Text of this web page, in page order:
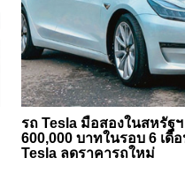
รถ Tesla มือสองในสหรัฐ
600,000 บาทในรอบ 6 เดื
Tesla ลดราคารถใหม่